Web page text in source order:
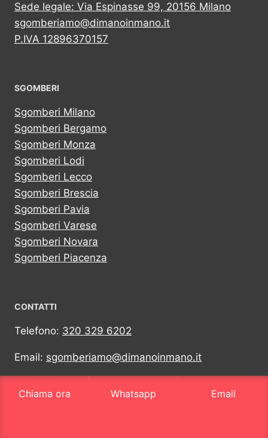
Sede legale: Via Espinasse 99, 20156 Milano
sgomberiamo@dimanoinmano.it
P.IVA 12896370157
SGOMBERI
Sgomberi Milano
Sgomberi Bergamo
Sgomberi Monza
Sgomberi Lodi
Sgomberi Lecco
Sgomberi Brescia
Sgomberi Pavia
Sgomberi Varese
Sgomberi Novara
Sgomberi Piacenza
CONTATTI
Telefono: 320 329 6202
Email: sgomberiamo@dimanoinmano.it
Chiama ora
Whatsapp Email